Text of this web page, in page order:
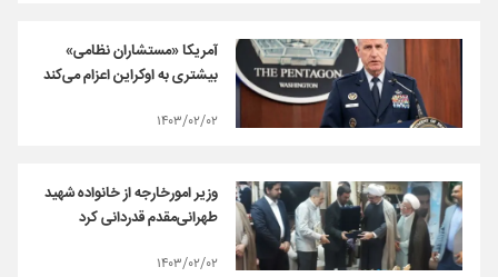
آمریکا «مستشاران نظامی»
بیشتری به اوکراین اعزام می‌کند
۱۴۰۳/۰۲/۰۲
وزیر امورخارجه از خانواده شهید
طهرانی‌مقدم قدردانی کرد
۱۴۰۳/۰۲/۰۲